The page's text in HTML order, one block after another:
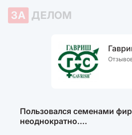
ЗА ДЕЛОМ
Пользовался семенами
неоднократно....